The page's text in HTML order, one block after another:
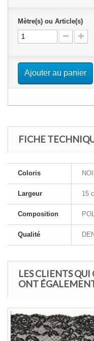
Mètre(s) ou Article(s)
Ajouter au panier
FICHE
Coloris
Largeur 15
Composition
Qualité
LES CLIENTS
ONT